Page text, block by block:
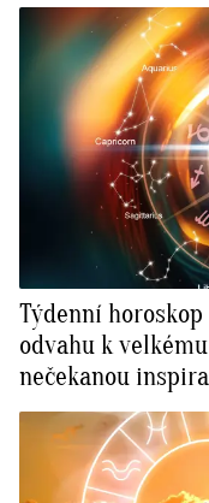
Týdenní
odvahu k
nečekanou